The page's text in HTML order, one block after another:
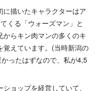
描いたキャラクターはア
くる「ウォーズマン」と
らキン肉マンの多くのキ
覚えています。(当時新潟の
ったはずなので、私が4,5
ョップを経営していて、